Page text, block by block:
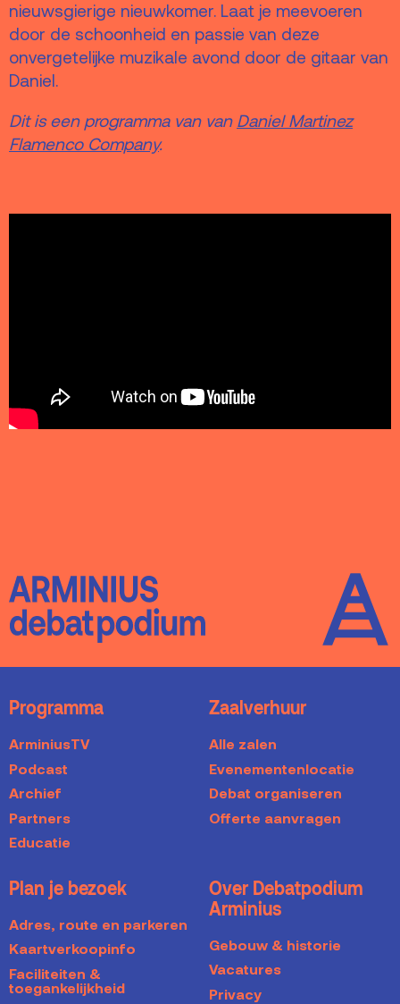
nieuwsgierige nieuwkomer. Laat je meevoeren
door de schoonheid en passie van deze
onvergetelijke muzikale avond door de gitaar van
Daniel.
Dit is een programma van van Daniel Martinez
Flamenco Company.
Programma
ArminiusTV
Podcast
Archief
Partners
Educatie
Zaalverhuur
Alle zalen
Evenementenlocatie
Debat organiseren
Offerte aanvragen
Plan je bezoek
Adres, route en parkeren
Kaartverkoopinfo
Faciliteiten &
toegankelijkheid
Over Debatpodium
Arminius
Gebouw & historie
Vacatures
Privacy